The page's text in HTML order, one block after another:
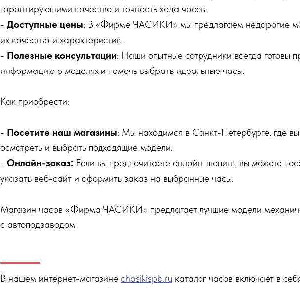
гарантирующими качество и точность хода часов.
- Доступные цены: В «Фирме ЧАСИКИ» мы предлагаем недорогие
их качества и характеристик.
- Полезные консультации: Наши опытные сотрудники всегда готовы
информацию о моделях и помочь выбрать идеальные часы.
Как приобрести:
- Посетите наш магазины: Мы находимся в Санкт-Петербурге, где
осмотреть и выбрать подходящие модели.
- Онлайн-заказ: Если вы предпочитаете онлайн-шопинг, вы можете
указать веб-сайт и оформить заказ на выбранные часы.
Магазин часов «Фирма ЧАСИКИ» предлагает лучшие модели
с автоподзаводом
В нашем интернет-магазине chasikispb.ru каталог часов включает в